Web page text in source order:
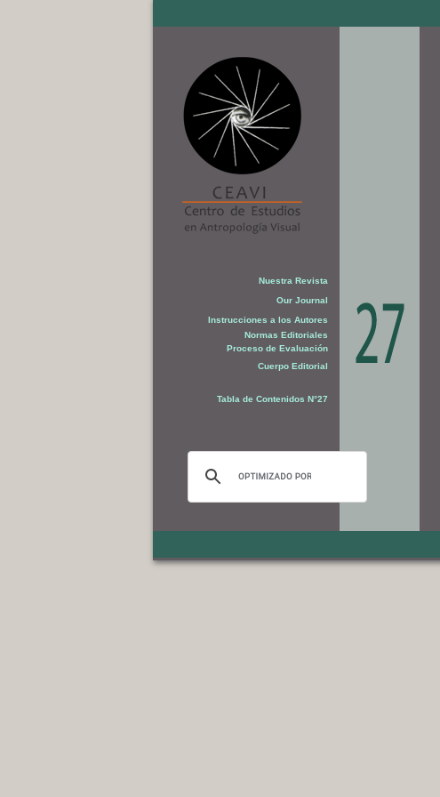
Nuestra Revista
Our Journal
Instrucciones a los Autores
Normas Editoriales
Proceso de Evaluación
Cuerpo Editorial
Tabla de Contenidos N°27